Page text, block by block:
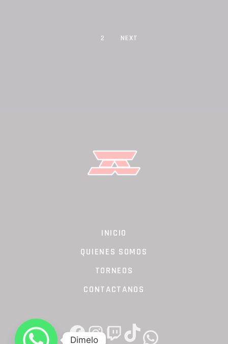
2
INICIO
QUIENES SOMOS
TORNEOS
CONTACTANOS
FACEBOOK INSTAGRAMTWITCH TIKTOK WHATSAPP
Dimelo